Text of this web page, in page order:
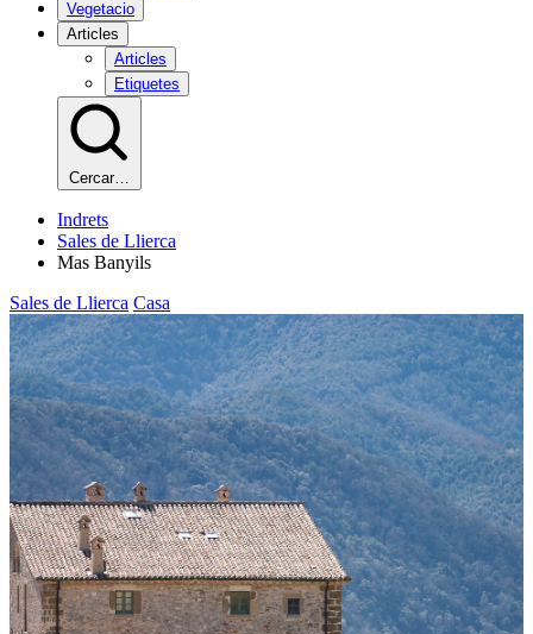
Vegetacio
Articles
Articles
Etiquetes
Cercar…
Indrets
Sales de Llierca
Mas Banyils
Sales de Llierca Casa